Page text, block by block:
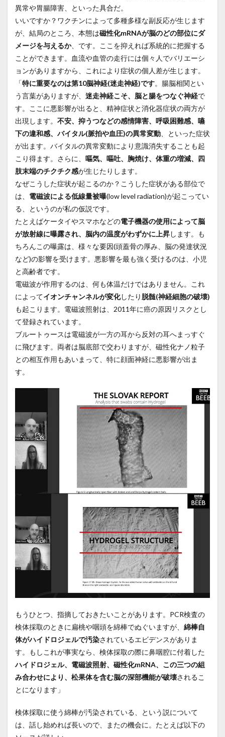
異常や胃腸障害、といった具合だ。
いいですか？ワクチンによって多種多様な副反応が生じます
が、結局のところ、本態は磁性化mRNAが脳のどの部位にダ
メージを与えるか、です。ここを抑えれば系統的に把握する
ことができます。血流や血管の走行には個々人でバリエーシ
ョンがありますから、これにより症状の個人差が生じます。
「特に重要なのは第10脳神経(迷走神経)です。腸脳相関とい
う言葉がありますが、 迷走神経こそ、脳と腸をつなぐ神経で
す。ここに悪影響が出ると、精神症状と消化器症状の両方が
出現します。 不安、抑うつなどの感情障害、呼吸困難感、嚥
下の違和感、バイタル(脈拍や血圧)の異常変動 、といった症状
が出ます。バイタルの異常変動により意識消失することも起
こり得ます。さらに、 嘔気、嘔吐、胸焼け、体重の増減、四
肢末端のチクチク感が生じたりします。
なぜこうした症状が起こるのか？こうした症状がある部位で
は、 電磁波による低線量被曝(low level radiation)が起こってい
る、というのが私の仮説です。
たとえばケータイやスマホなどの電子機器の使用によって脳
が放射線に曝露され、脳内の温度がわずかに上昇します。も
ちろんこの曝露は、様々な要因(頭蓋骨の厚み、脳の発達状況
など)の影響を受けます。悪影響を最も強く受けるのは、小児
と高齢者です。
電磁波が作用するのは、何も体温だけではありません。これ
によってイオンチャンネルが変化したり 脱髄(神経細胞の破壊)
も起こります。電磁波照射は、2011年に癌の原因リスクとし
て登録されています。
ブルートゥースは電磁波が一方の耳から反対の耳へまっすぐ
に飛びます。両者は脳底部で交わりますが、磁性化ナノ粒子
との相互作用もあいまって、特に顔面神経に悪影響が出ま
す。
もうひとつ、指摘しておきたいことがあります。PCR検査の
検体採取のときに扁桃や咽頭を綿棒でぬぐいますが、 綿棒自
体がハイドロジェルで汚染されているエビデンスがありま
す。もしこれが事実なら、検体採取の際に鼻咽腔に付着した
ハイドロジェル、電磁波照射、磁性化mRNA、この三つの組
み合わせにより、松果体を含む脳の深部機能が破壊されるこ
とになります」
検体採取に使う綿棒が汚染されている、という説について
は、話し始めれば長いので、またの機会に。たとえば以下の